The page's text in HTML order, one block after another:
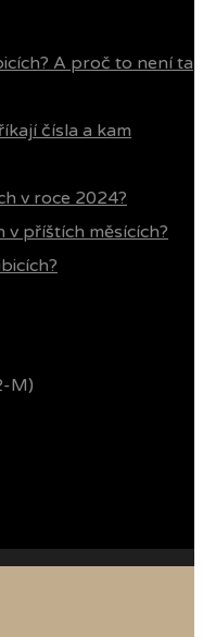
A proč to není ta
čísla a kam
v roce 2024?
v příštích měsících?
M)